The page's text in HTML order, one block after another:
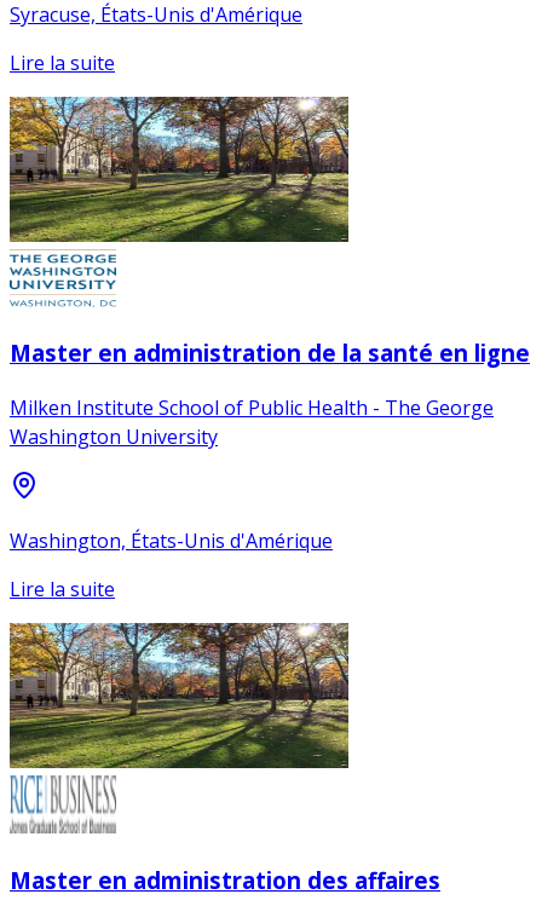
Syracuse, États-Unis d'Amérique
Lire la suite
Master en administration de la santé en ligne
Milken Institute School of Public Health - The George
Washington University
Washington, États-Unis d'Amérique
Lire la suite
Master en administration des affaires